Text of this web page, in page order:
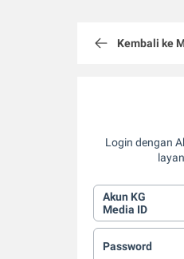
Kembali ke
Login dengan
Akun KG
Media ID
Password